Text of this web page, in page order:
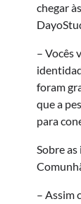
chegar
– Vocês
foram
que a
para
Sobre
– Assim